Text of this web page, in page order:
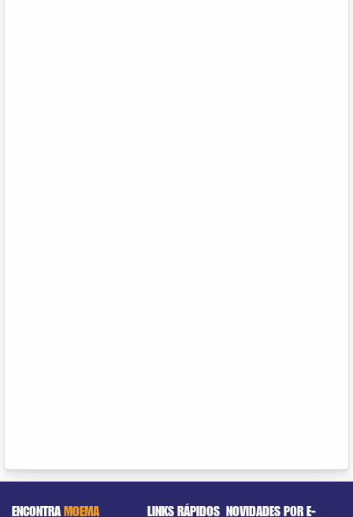
ENCONTRAMOEMA LINKS RÁPIDOS NOVIDADES POR E-